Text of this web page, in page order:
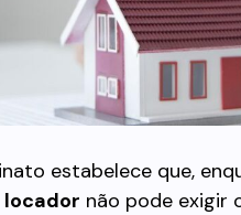
estabelece que,
locador não pode exigir